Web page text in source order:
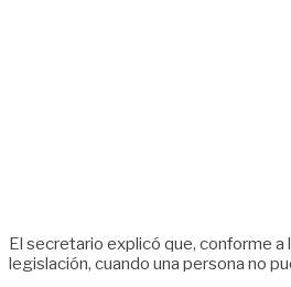
El secretario explicó que, conforme
legislación, cuando una persona no